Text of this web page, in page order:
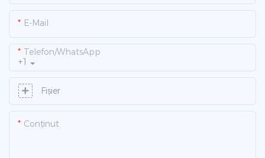
E-Mail
+1
Telefon/WhatsApp
Fişier
Conţinut